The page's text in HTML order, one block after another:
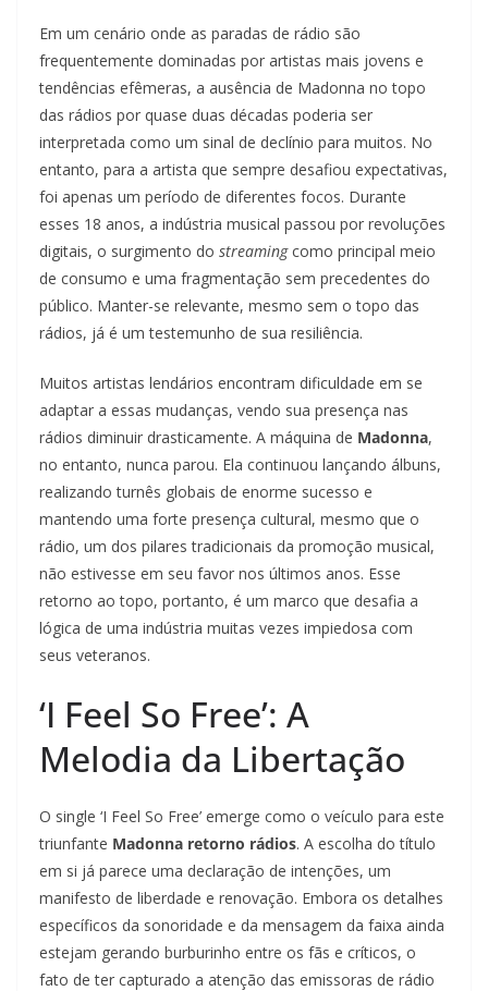
Em um cenário onde as paradas de rádio são
frequentemente dominadas por artistas mais jovens e
tendências efêmeras, a ausência de Madonna no topo
das rádios por quase duas décadas poderia ser
interpretada como um sinal de declínio para muitos. No
entanto, para a artista que sempre desafiou expectativas,
foi apenas um período de diferentes focos. Durante
esses 18 anos, a indústria musical passou por revoluções
digitais, o surgimento do streamingcomo principal meio
de consumo e uma fragmentação sem precedentes do
público. Manter-se relevante, mesmo sem o topo das
rádios, já é um testemunho de sua resiliência.
Muitos artistas lendários encontram dificuldade em se
adaptar a essas mudanças, vendo sua presença nas
rádios diminuir drasticamente. A máquina de Madonna,
no entanto, nunca parou. Ela continuou lançando álbuns,
realizando turnês globais de enorme sucesso e
mantendo uma forte presença cultural, mesmo que o
rádio, um dos pilares tradicionais da promoção musical,
não estivesse em seu favor nos últimos anos. Esse
retorno ao topo, portanto, é um marco que desafia a
lógica de uma indústria muitas vezes impiedosa com
seus veteranos.
‘I Feel So Free’: A
Melodia da Libertação
O single ‘I Feel So Free’ emerge como o veículo para este
triunfante Madonna retorno rádios. A escolha do título
em si já parece uma declaração de intenções, um
manifesto de liberdade e renovação. Embora os detalhes
específicos da sonoridade e da mensagem da faixa ainda
estejam gerando burburinho entre os fãs e críticos, o
fato de ter capturado a atenção das emissoras de rádio